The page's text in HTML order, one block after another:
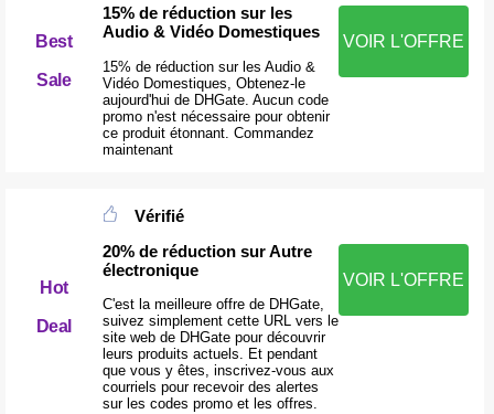
Best
Sale
15% de réduction sur les
Audio & Vidéo Domestiques
15% de réduction sur les Audio &
Vidéo Domestiques, Obtenez-le
aujourd'hui de DHGate. Aucun code
promo n'est nécessaire pour obtenir
ce produit étonnant. Commandez
maintenant
VOIR L'OFFRE
Hot
Deal
Vérifié
20% de réduction sur Autre
électronique
C'est la meilleure offre de DHGate,
suivez simplement cette URL vers le
site web de DHGate pour découvrir
leurs produits actuels. Et pendant
que vous y êtes, inscrivez-vous aux
courriels pour recevoir des alertes
sur les codes promo et les offres.
VOIR L'OFFRE